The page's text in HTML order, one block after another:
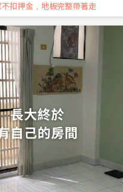
扣押金，地板完整帶著走